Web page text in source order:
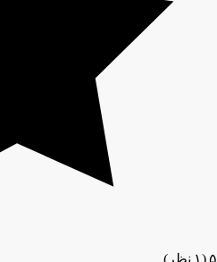
۵(۱ نظر)